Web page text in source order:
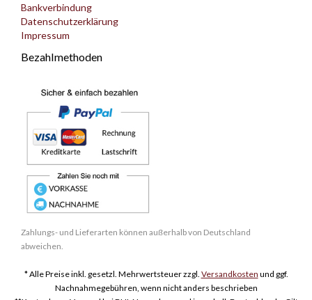
Bankverbindung
Datenschutzerklärung
Impressum
Bezahlmethoden
Zahlungs- und Lieferarten können außerhalb von Deutschland
abweichen.
* Alle Preise inkl. gesetzl. Mehrwertsteuer zzgl. Versandkosten und ggf.
Nachnahmegebühren, wenn nicht anders beschrieben